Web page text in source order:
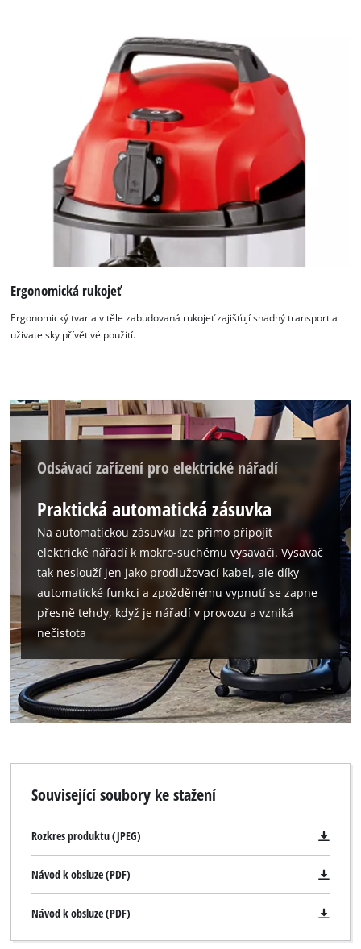
K načtení služby Google Maps
potřebujeme váš souhlas!
This content is not permitted to load due
to trackers that are not disclosed to the
visitor. The website owner needs to setup
the site with their CMP to add this content
to the list of technologies used.
Powered by
Usercentrics Consent
Management Platform
Ergonomická rukojeť
Ergonomický tvar a v těle zabudovaná rukojeť zajišťují snadný transport a
uživatelsky přívětivé použití.
Odsávací zařízení pro elektrické nářadí
Praktická automatická zásuvka
Na automatickou zásuvku lze přímo připojit
elektrické nářadí k mokro-suchému vysavači. Vysavač
tak neslouží jen jako prodlužovací kabel, ale díky
automatické funkci a zpožděnému vypnutí se zapne
přesně tehdy, když je nářadí v provozu a vzniká
nečistota
Související soubory ke stažení
Rozkres produktu (JPEG)
Návod k obsluze (PDF)
Návod k obsluze (PDF)